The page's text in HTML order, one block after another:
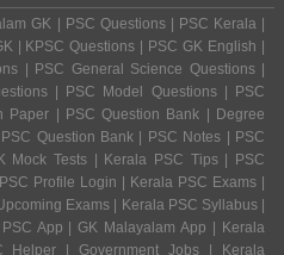
GK | PSC Questions | PSC Kerala |
| KPSC Questions | PSC GK English |
| PSC General Science Questions |
| PSC Model Questions | PSC
Paper | PSC Question Bank | Degree
Question Bank | PSC Notes | PSC
Mock Tests | Kerala PSC Tips | PSC
Profile Login | Kerala PSC Exams |
Exams | Kerala PSC Syllabus |
App | GK Malayalam App | Kerala
Helper | Government Jobs | Kerala